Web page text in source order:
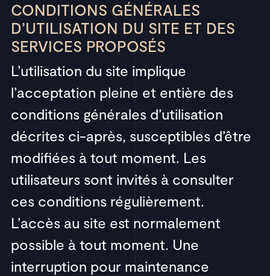
CONDITIONS GÉNÉRALES
D’UTILISATION DU SITE ET DES
SERVICES PROPOSÉS
L’utilisation du site implique
l’acceptation pleine et entière des
conditions générales d’utilisation
décrites ci-après, susceptibles d’être
modifiées à tout moment. Les
utilisateurs sont invités à consulter
ces conditions régulièrement.
L’accès au site est normalement
possible à tout moment. Une
interruption pour maintenance